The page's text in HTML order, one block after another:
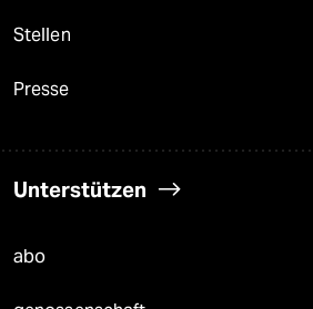
Stellen
Presse
Unterstützen
abo